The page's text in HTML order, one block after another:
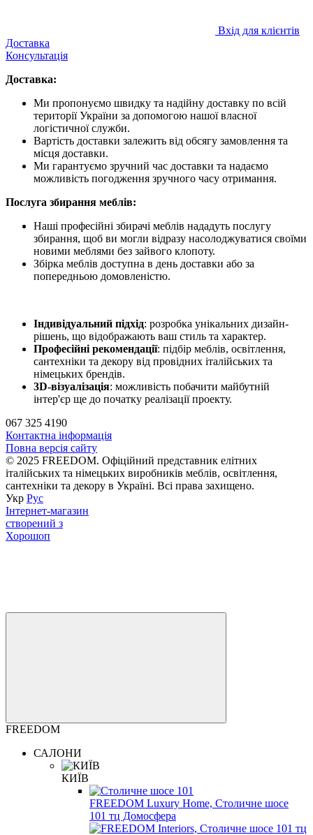
Вхід для клієнтів
Доставка
Консультація
Доставка:
Ми пропонуємо швидку та надійну доставку по всій
території України за допомогою нашої власної
логістичної служби.
Вартість доставки залежить від обсягу замовлення та
місця доставки.
Ми гарантуємо зручний час доставки та надаємо
можливість погодження зручного часу отримання.
Послуга збирання меблів:
Наші професійні збирачі меблів нададуть послугу
збирання, щоб ви могли відразу насолоджуватися своїми
новими меблями без зайвого клопоту.
Збірка меблів доступна в день доставки або за
попередньою домовленістю.
Індивідуальний підхід: розробка унікальних дизайн-
рішень, що відображають ваш стиль та характер.
Професійні рекомендації: підбір меблів, освітлення,
сантехніки та декору від провідних італійських та
німецьких брендів.
3D-візуалізація: можливість побачити майбутній
інтер'єр ще до початку реалізації проекту.
067 325 4190
Контактна інформація
Повна версія сайту
© 2025 FREEDOM. Офіційний представник елітних
італійських та німецьких виробників меблів, освітлення,
сантехніки та декору в Україні. Всі права захищено.
Укр Рус
Інтернет-магазин
створений з
Хорошоп
FREEDOM
САЛОНИ
КИЇВ
FREEDOM Luxury Home, Столичне шосе
101 тц Домосфера